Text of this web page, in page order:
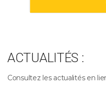
ACTUALITÉS :
Consultez les actualités en